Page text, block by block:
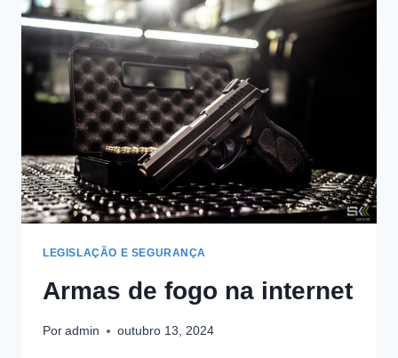
LEGISLAÇÃO E SEGURANÇA
Armas de fogo na internet
Por admin outubro 13, 2024